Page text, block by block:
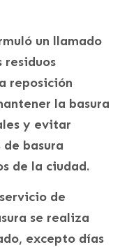
un llamado
residuos
reposición
la basura
y evitar
basura
de la ciudad.
de
se realiza
excepto días